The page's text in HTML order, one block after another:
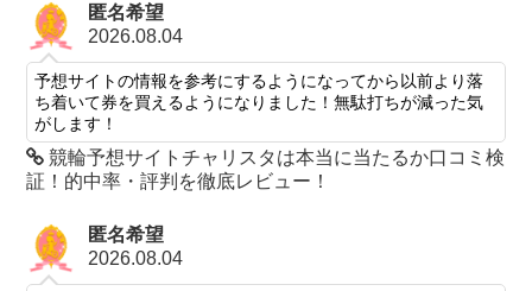
匿名希望
2026.08.04
予想サイトの情報を参考にするようになってから以前より落
ち着いて券を買えるようになりました！無駄打ちが減った気
がします！
競輪予想サイトチャリスタは本当に当たるか口コミ検
証！的中率・評判を徹底レビュー！
匿名希望
2026.08.04